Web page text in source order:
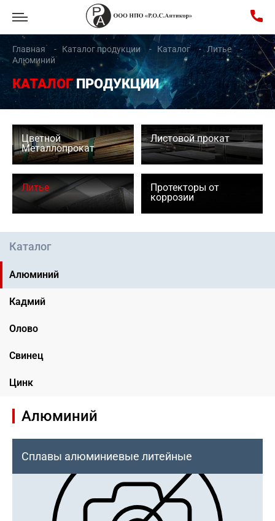
Главная Каталог продукции Каталог
Литье
Алюминий
КАТАЛОГПРОДУКЦИИ
Цветной
Металлопрокат
Листовой прокат
Литье
Протекторы от
коррозии
Каталог
Алюминий
Кадмий
Олово
Свинец
Цинк
Алюминий
Сплавы алюминиевые литейные